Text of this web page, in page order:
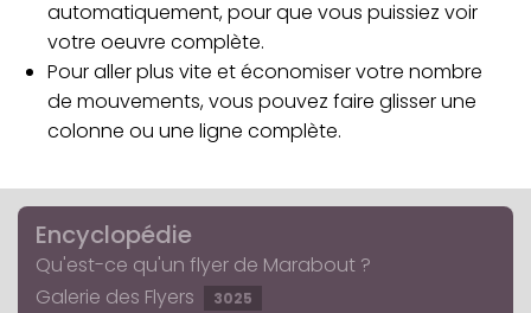
automatiquement, pour que vous puissiez voir
votre oeuvre complète.
Pour aller plus vite et économiser votre nombre
de mouvements, vous pouvez faire glisser une
colonne ou une ligne complète.
Encyclopédie
Qu'est-ce qu'un flyer de Marabout ?
Galerie des Flyers
3025